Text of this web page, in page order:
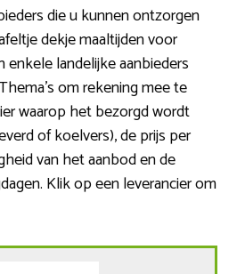
die u kunnen ontzorgen
dekje maaltijden voor
enkele landelijke aanbieders
om rekening mee te
waarop het bezorgd wordt
of koelvers), de prijs per
van het aanbod en de
Klik op een leverancier om